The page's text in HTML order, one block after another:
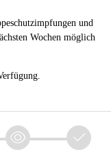
und
Wochen möglich